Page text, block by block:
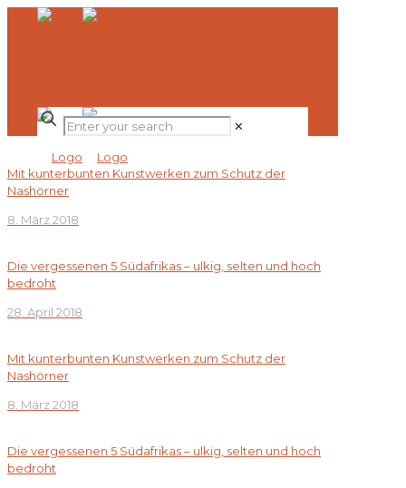
✕
Mit kunterbunten Kunstwerken zum Schutz der
Nashörner
8. März 2018
Die vergessenen 5 Südafrikas – ulkig, selten und hoch
bedroht
28. April 2018
Mit kunterbunten Kunstwerken zum Schutz der
Nashörner
8. März 2018
Die vergessenen 5 Südafrikas – ulkig, selten und hoch
bedroht